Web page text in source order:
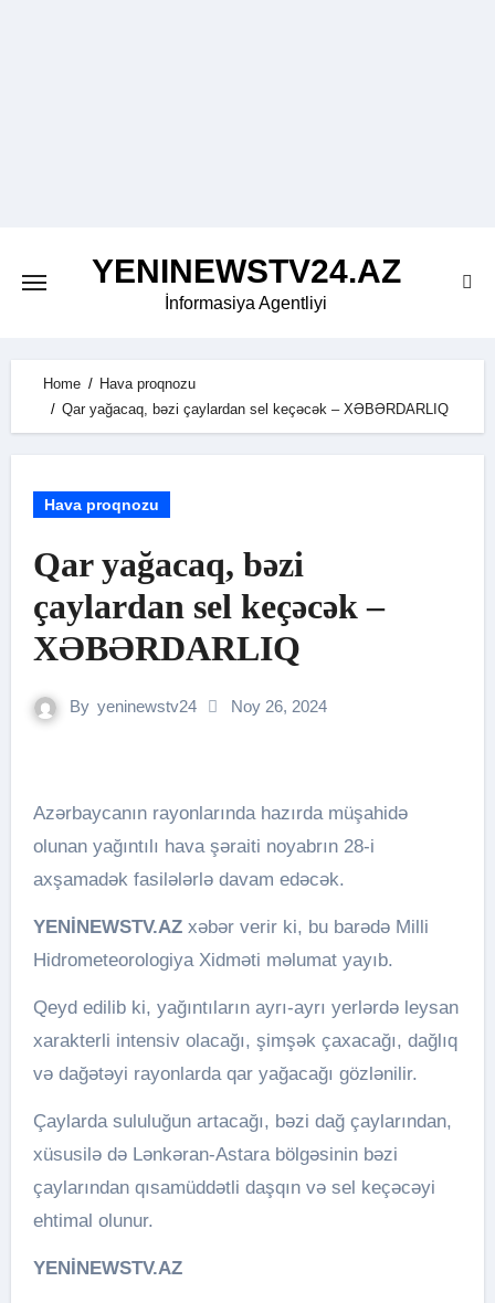
YENINEWSTV24.AZ
İnformasiya Agentliyi
Home
Hava proqnozu
Qar yağacaq, bəzi çaylardan sel keçəcək – XƏBƏRDARLIQ
Hava proqnozu
Qar yağacaq, bəzi
çaylardan sel keçəcək –
XƏBƏRDARLIQ
By yeninewstv24 Noy 26, 2024
Azərbaycanın rayonlarında hazırda müşahidə
olunan yağıntılı hava şəraiti noyabrın 28-i
axşamadək fasilələrlə davam edəcək.
YENİNEWSTV.AZxəbər verir ki, bu barədə Milli
Hidrometeorologiya Xidməti məlumat yayıb.
Qeyd edilib ki, yağıntıların ayrı-ayrı yerlərdə leysan
xarakterli intensiv olacağı, şimşək çaxacağı, dağlıq
və dağətəyi rayonlarda qar yağacağı gözlənilir.
Çaylarda sululuğun artacağı, bəzi dağ çaylarından,
xüsusilə də Lənkəran-Astara bölgəsinin bəzi
çaylarından qısamüddətli daşqın və sel keçəcəyi
ehtimal olunur.
YENİNEWSTV.AZ